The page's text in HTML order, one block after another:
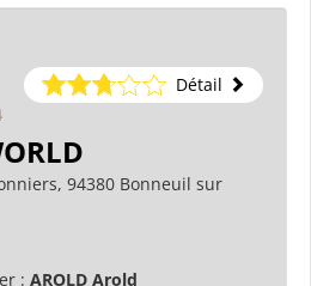
Détail
94380 Bonneuil sur
: AROLD Arold